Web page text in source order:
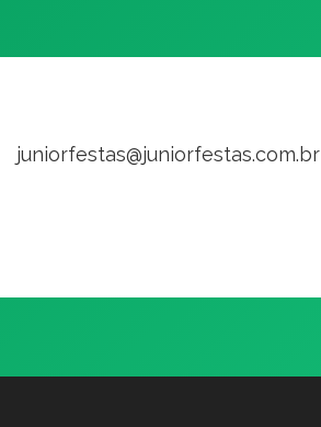
juniorfestas@juniorfestas.com.br